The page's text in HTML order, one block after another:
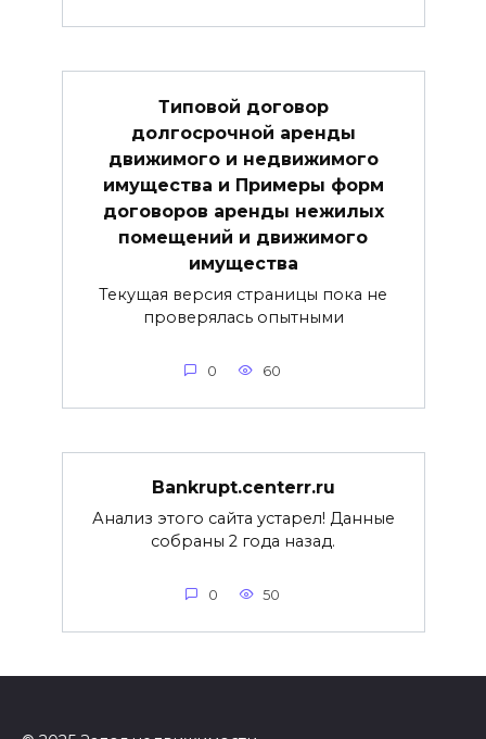
Типовой договор
долгосрочной аренды
движимого и недвижимого
имущества и Примеры форм
договоров аренды нежилых
помещений и движимого
имущества
Текущая версия страницы пока не
проверялась опытными
0 60
Bankrupt.centerr.ru
Анализ этого сайта устарел! Данные
собраны 2 года назад.
0 50